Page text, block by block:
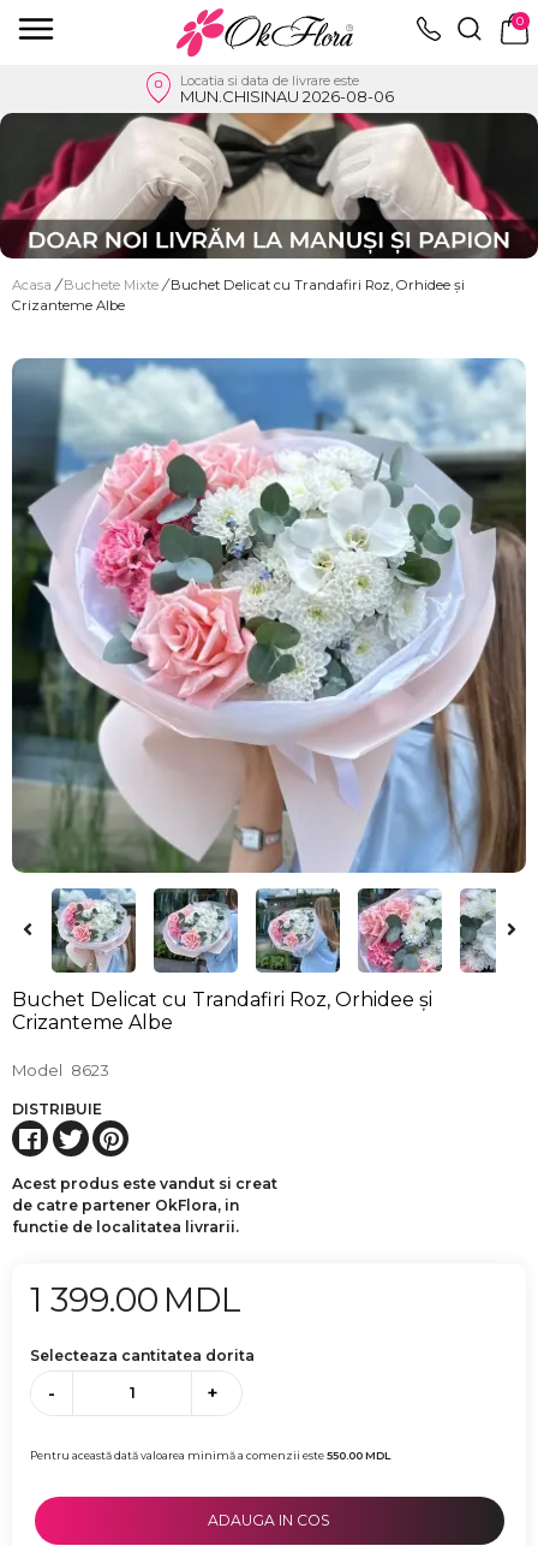
0
Locatia si data de livrare este
MUN.CHISINAU 2026-08-06
Acasa / Buchete Mixte / Buchet Delicat cu Trandafiri Roz, Orhidee și
Crizanteme Albe
Buchet Delicat cu Trandafiri Roz, Orhidee și
Crizanteme Albe
Model 8623
DISTRIBUIE
Acest produs este vandut si creat
de catre partener OkFlora, in
functie de localitatea livrarii.
1 399.00 MDL
Selecteaza cantitatea dorita
- +
Pentru această dată valoarea minimă a comenzii este550.00MDL
ADAUGA IN COS